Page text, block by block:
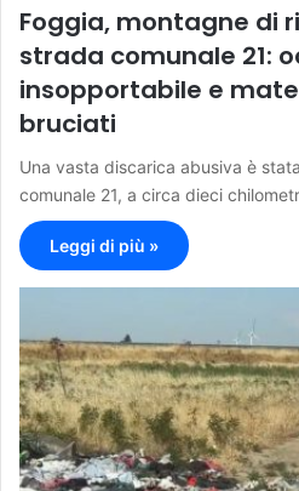
Foggia, montagne di
strada comunale 21:
insopportabile e
bruciati
Una vasta discarica abusiva è
comunale 21, a circa dieci
Leggi di più »